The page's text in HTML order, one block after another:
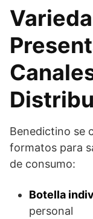
Benedictino se
formatos para
de consumo:
Botella
personal